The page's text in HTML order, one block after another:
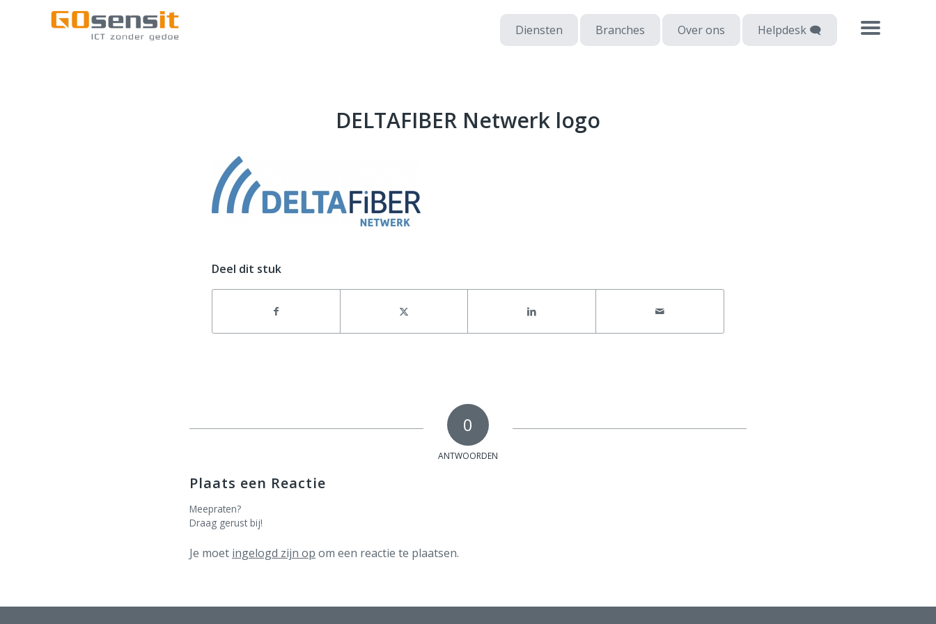
Diensten Branches Over ons Helpdesk 🗨
DELTAFIBER Netwerk logo
Deel dit stuk
0
ANTWOORDEN
Plaats een Reactie
Meepraten?
Draag gerust bij!
Je moet ingelogd zijn op om een reactie te plaatsen.